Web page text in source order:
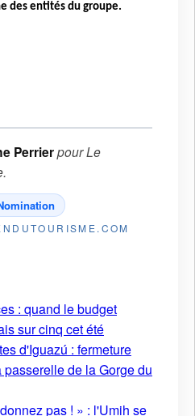
des entités du groupe.
PerrierpourLe
.
: quand le budget
sur cinq cet été
d'Iguazú : fermeture
de la Gorge du
pas ! » : l'Umih se